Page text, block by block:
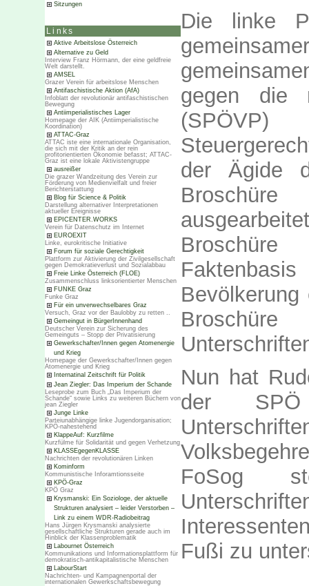
Sitzungen
Links
Aktive Arbeitslose Österreich
Alternative zu Geld
Interview Franz Hörmann, der eine geldfreie
Welt darstellt.
AMSEL
Grazer Verein für arbeitslose Menschen
Antifaschistische Aktion (AfA)
Infoblatt der revolutionär antifaschistischen
Bewegung
Antiimperialistisches Lager
Homepage der AIK (Antiimperialistische
Koordination)
ATTAC-Graz
ATTAC iste eine internationale Organisation,
die sich mit der Kritik an der rein
profitorientierten Ökonomie befasst; ATTAC-
Graz ist eine lokale Aktivistengruppe
ausreißer
Die grazer Wandzeitung des Verein zur
Förderung von Medienvielfalt und freier
Berichterstattung
Blog für Science & Politik
Darstellung alternativer Interpretationen
aktueller Ereignisse
EPICENTER.WORKS
Verein für Datenschutz im Internet
EUROEXIT
Linke, eurokritische Initiative
Forum für soziale Gerechtigkeit
Plattform zur Aktivierung der Zivilgesellschaft
gegen Demokratieverlust und Sozialabbau
Freie Linke Österreich (FLOE)
Zusammenschluss linksorientierter Menschen
FUNKE Graz
Funke Graz
Für ein unverwechselbares Graz
Versuch, Graz vor der Baulobby zu retten ..
Gemeingut in BürgerInnenhand
Deutscher Verein zur Sicherung des
Gemeinguts – Stopp der Privatisierung
Gewerkschafter/Innen gegen Atomenergie
und Krieg
Homepage der Gewerkschafter/Innen gegen
Atomenergie und Krieg
Internatinal Zeitschrift für Politik
Jean Ziegler: Das Imperium der Schande
Leseprobe zum Buch „Das Imperium der
Schande“ sowie Links zu weiteren Büchern von
jean Ziegler
Junge Linke
Parteiunabhängige linke Jugendorganisation;
KPÖ-nahestehend
KlappeAuf: Kurzfilme
Kurzfülme für Solidarität und gegen Verhetzung
KLASSEgegenKLASSE
Nachrichten der revolutionären Linken
Kominform
Kommunistische Inforamtionsseite
KPÖ-Graz
KPÖ Graz
Krysmanski: Ein Soziologe, der aktuelle
Strukturen analysiert – leider Verstorben –
Link zu einem WDR-Radiobeitrag
Hans Jürgen Krysmanski analysierte
gesellschaftliche Strukturen gerade auch im
Hinblick der Klassenproblematik
Labournet Österreich
Kommunikations und Informationsplattform für
demokratisch-antikapitalistische Menschen
LabourStart
Nachrichten- und Kampagnenportal der
internationalen Gewerkschaftsbewegung
Die linke
gegen die
der Ägide
Broschüre
Nun hat
der
FoSog
Fußi zu